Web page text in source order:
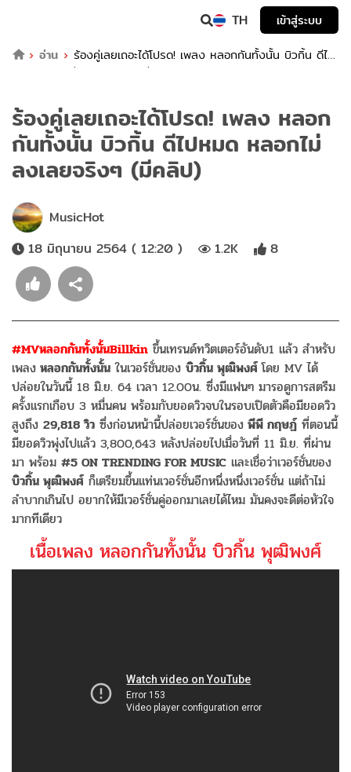
TH
เข้าสู่ระบบ
อ่าน
ร้องคู่เลยเถอะได้โปรด! เพลง หลอกกันทั้งนั้น บิวกิ้น ดีไป
หมด หลอกไม่ลงเลยจริงๆ (มีคลิป)
ร้องคู่เลยเถอะได้โปรด! เพลง หลอก
กันทั้งนั้น บิวกิ้น ดีไปหมด หลอกไม่
ลงเลยจริงๆ (มีคลิป)
MusicHot
18 มิถุนายน 2564 ( 12:20 )
1.2K 8
#MVหลอกกันทั้งนั้นBillkin ขึ้นเทรนด์ทวิตเตอร์อันดับ1 แล้ว สำหรับ
เพลง หลอกกันทั้งนั้น ในเวอร์ชั่นของ บิวกิ้น พุฒิพงศ์โดย MV ได้
ปล่อยในวันนี้ 18 มิ.ย. 64 เวลา 12.00น. ซึ่งมีแฟนๆ มารอดูการสตรีม
ครั้งแรกเกือบ 3 หมื่นคน พร้อมกับยอดวิวจบในรอบเปิดตัวคือมียอดวิว
สูงถึง 29,818 วิว ซึ่งก่อนหน้านี้ปล่อยเวอร์ชั่นของ พีพี กฤษฏ์ ที่ตอนนี้
มียอดวิวพุ่งไปแล้ว 3,800,643 หลังปล่อยไปเมื่อวันที่ 11 มิ.ย. ที่ผ่าน
มา พร้อม #5 ON TRENDING FOR MUSIC และเชื่อว่าเวอร์ชั่นของ
บิวกิ้น พุฒิพงศ์ ก็เตรียมขึ้นแท่นเวอร์ชั่นอีกหนึ่งหนึ่งเวอร์ชั่น แต่ถ้าไม่
ลำบากเกินไป อยากให้มีเวอร์ชั่นคู่ออกมาเลยได้ไหม มันคงจะดีต่อหัวใจ
มากทีเดียว
เนื้อเพลง หลอกกันทั้งนั้น บิวกิ้น พุฒิพงศ์